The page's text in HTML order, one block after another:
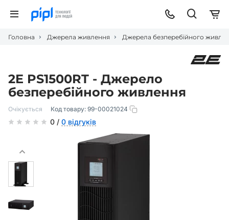
Головна Джерела живлення Джерела безперебійного
2E PS1500RT - Джерело
безперебійного живлення
Очікується Код товару: 99-00021024
0 / 0 відгуків